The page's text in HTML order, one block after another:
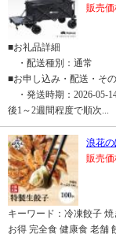
販売価
■お礼品詳細
・配送種別：通常
■お申し込み・配送・そ
・発送時期：2026-05-
後1～2週間程度で順次...
浪花の
販売価
キーワード：冷凍餃子
お得 完全食 健康食 老舗